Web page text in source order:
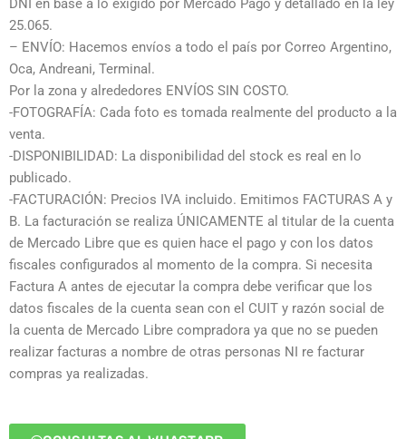
DNI en base a lo exigido por Mercado Pago y detallado en la ley
25.065.
– ENVÍO: Hacemos envíos a todo el país por Correo Argentino,
Oca, Andreani, Terminal.
Por la zona y alrededores ENVÍOS SIN COSTO.
-FOTOGRAFÍA: Cada foto es tomada realmente del producto a la
venta.
-DISPONIBILIDAD: La disponibilidad del stock es real en lo
publicado.
-FACTURACIÓN: Precios IVA incluido. Emitimos FACTURAS A y
B. La facturación se realiza ÚNICAMENTE al titular de la cuenta
de Mercado Libre que es quien hace el pago y con los datos
fiscales configurados al momento de la compra. Si necesita
Factura A antes de ejecutar la compra debe verificar que los
datos fiscales de la cuenta sean con el CUIT y razón social de
la cuenta de Mercado Libre compradora ya que no se pueden
realizar facturas a nombre de otras personas NI re facturar
compras ya realizadas.